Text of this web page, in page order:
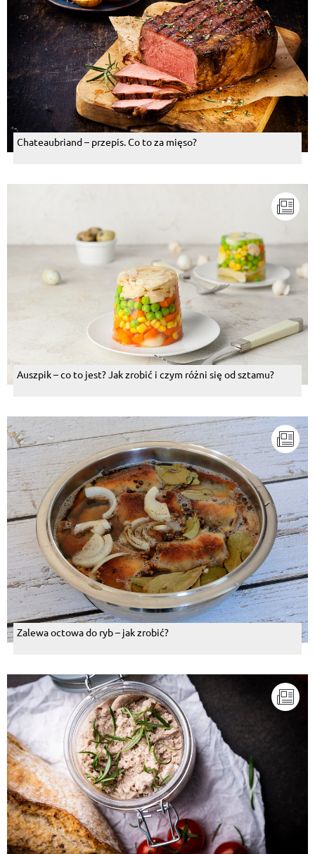
Chateaubriand – przepis. Co to za mięso?
Auszpik – co to jest? Jak zrobić i czym różni się od sztamu?
Zalewa octowa do ryb – jak zrobić?